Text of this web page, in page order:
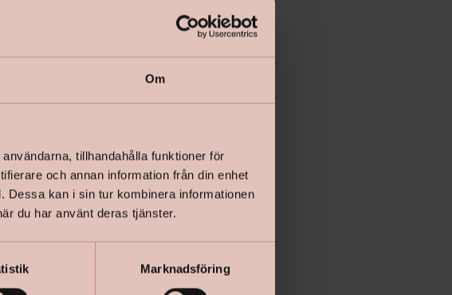
Om
tillhandahålla funktioner för
och annan information från din enhet
Dessa kan i sin tur kombinera informationen
du har använt deras tjänster.
Marknadsföring
Lägg i varukorgen